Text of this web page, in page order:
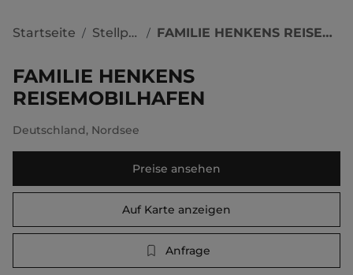
Startseite / Stellplätze / FAMILIE HENKENS REISEMOBILHAFEN
FAMILIE HENKENS
REISEMOBILHAFEN
Deutschland, Nordsee
Preise ansehen
Auf Karte anzeigen
Anfrage